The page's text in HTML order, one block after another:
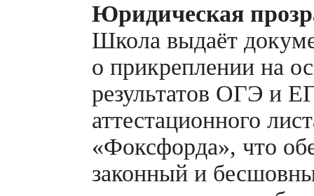
Юридическая
Школа выдаёт
о прикреплении на
результатов ОГЭ и
аттестационного
«Фоксфорда», что
законный и